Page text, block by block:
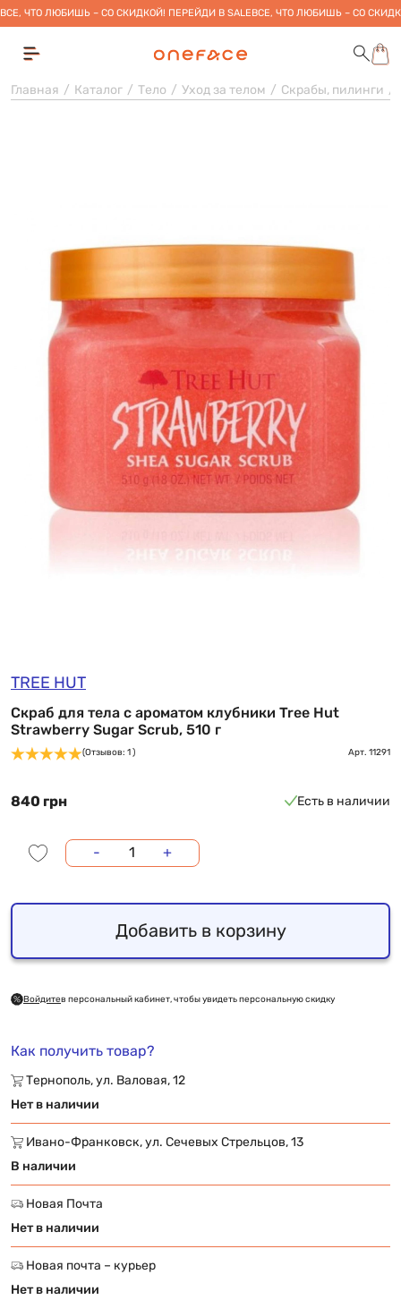
ВСЕ, ЧТО ЛЮБИШЬ – СО СКИДКОЙ! ПЕРЕЙДИ В SALEВСЕ, ЧТО ЛЮБИШЬ – СО
Главная Каталог Тело Уход за телом Скрабы, пилинги
TREE HUT
Скраб для тела с ароматом клубники Tree Hut
Strawberry Sugar Scrub, 510 г
(Отзывов: 1 ) Арт. 11291
840 грн Есть в наличии
- +
Добавить в корзину
Войдитев персональный кабинет, чтобы увидеть персональную скидку
Как получить товар?
Тернополь, ул. Валовая, 12
Нет в наличии
Ивано-Франковск, ул. Сечевых Стрельцов, 13
В наличии
Новая Почта
Нет в наличии
Новая почта – курьер
Нет в наличии